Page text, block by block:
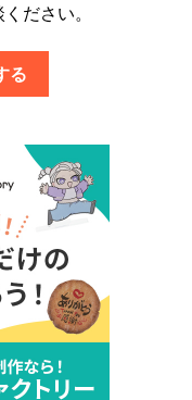
ださい。
る